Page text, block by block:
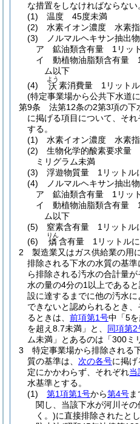
な措置をしなければならない
(1)
温度 45度未満
(2)
水素イオン濃度 水素
(3)
ノルマルヘキサン抽出
ア
鉱油類含有量 1リッ
イ
動植物油脂類含有量
ム以下
(4)
沃
よう
素消費量 1リットル
(特定事業場から公共下水道
第9条
法第12条の2第3項の下
に掲げる項目について、それ
する。
(1)
水素イオン濃度 水素
(2)
生物化学的酸素要求量
ミリグラム未満
(3)
浮遊物質量 1リットル
(4)
ノルマルヘキサン抽出
ア
鉱油類含有量 1リッ
イ
動植物油脂類含有量
ム以下
(5)
窒素含有量 1リットル
(6)
燐
りん
含有量 1リットル
2
製造業又はガス供給業の用
排除される下水の水質の基
ら排除される汚水の合計量
水の量の4分の1以上である
設に達するまでに他の汚水
できないと認められるとき
るときは、 前項第1号中「5
を超え8.7未満」と、 同項第2
ム未満」とあるのは「300ミ
3
特定事業場から排除される
質の基準は、 次の各号に掲げ
定にかかわらず、それぞれ当
水基準とする。
(1)
第1項第1号から第4号
関し、当該下水が河川そ
く。)に直接排除されたと